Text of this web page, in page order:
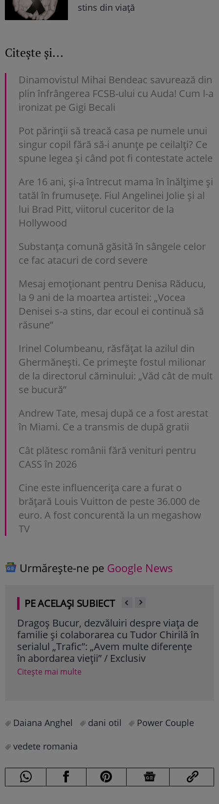
stins din viață
Citește și...
Dinamovistul Mihai Bendeac savurează din
plin înfrângerea FCSB-ului cu Auda! Cum l-a
ironizat pe Gigi Becali
Pot părinții să treacă casa pe numele unui
singur copil fără să-i anunțe pe ceilalți? Ce
spune legea și când pot fi contestate actele
Are 16 ani, și-a întrecut mama în înălțime și
tatăl în frumusețe. Fiul Angelinei Jolie și al
lui Brad Pitt, viitorul cuceritor de la
Hollywood
Substanța comună găsită în sângele celor
ce fac atacuri de cord severe
Mesaj emoționant pentru Denisa Răducu,
la 9 ani de la moartea artistei: „Vocea
Denisei s-a stins, dar ecoul ei continuă să
răsune”
Irinel Columbeanu, răsfățat la azilul din
Ghermănești. Ce primește fostul milionar
de la directorul căminului: „Văd cât de mult
se bucură”
Andrew Tate, mesaj după ce a fost arestat
în Miami. Ce a transmis de după gratii
Cât plătesc românii fără venituri pentru
CASS în 2026
Cine este influencerița care a furat o
brățară Louis Vuitton de peste 36.000 de
euro. A fost concurentă la un megashow
TV
Urmărește-ne pe Google News
PE ACELAȘI SUBIECT
Dragoș Bucur, dezvăluiri despre viața de
familie și colaborarea cu Tudor Chirilă în
serialul „Trafic”: „Avem multe diferențe
în abordarea vieții” / Exclusiv
Citește mai multe
Daiana Anghel dani otil
Power Couple
vedete romania